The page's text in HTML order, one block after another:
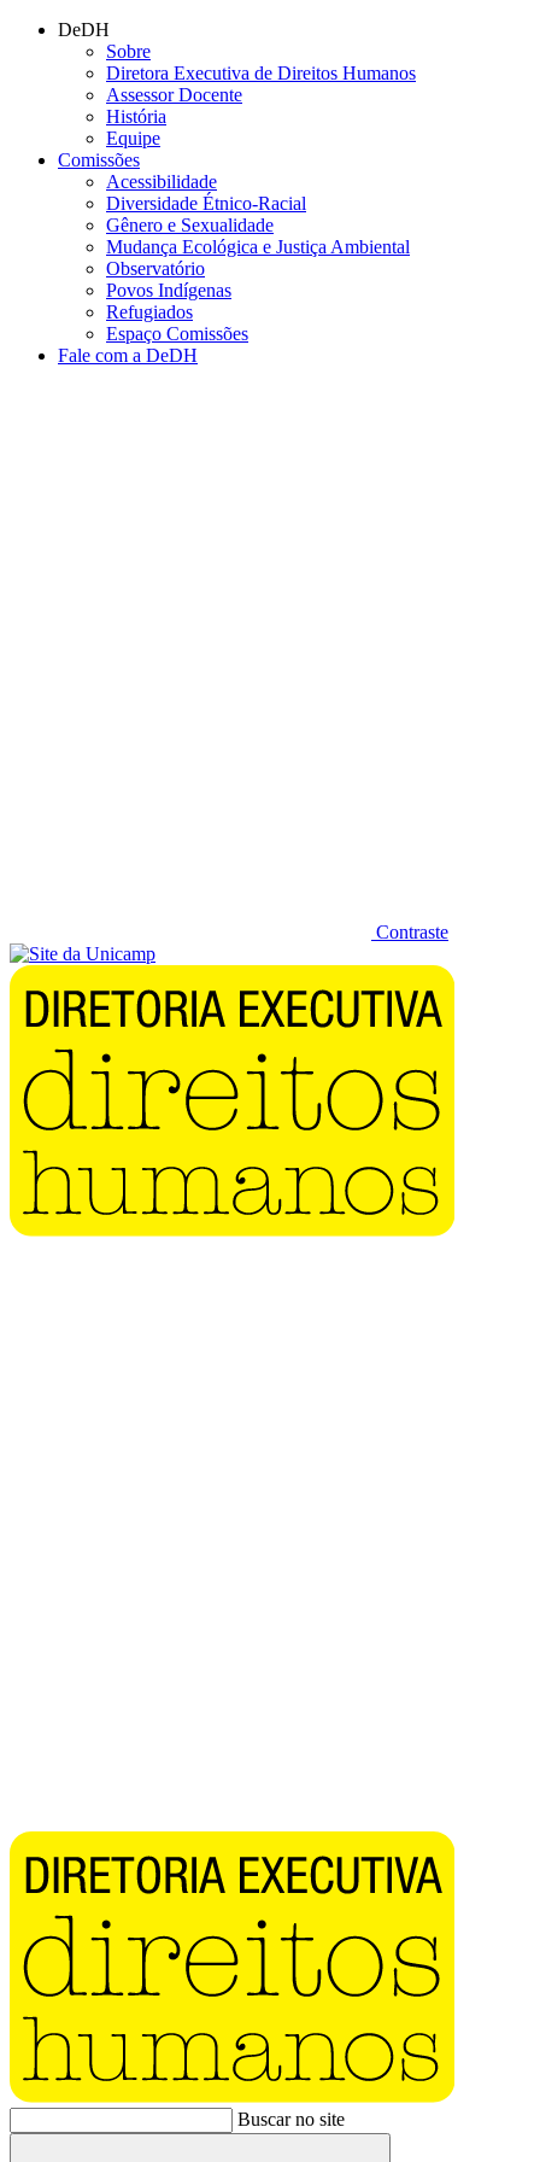
Conteúdo principal
DeDH
Sobre
Diretora Executiva de Direitos Humanos
Assessor Docente
História
Equipe
Comissões
Acessibilidade
Diversidade Étnico-Racial
Gênero e Sexualidade
Mudança Ecológica e Justiça Ambiental
Observatório
Povos Indígenas
Refugiados
Espaço Comissões
Fale com a DeDH
Contraste
Buscar no site